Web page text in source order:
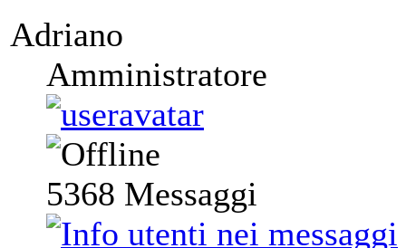
Adriano
Amministratore
5368 Messaggi